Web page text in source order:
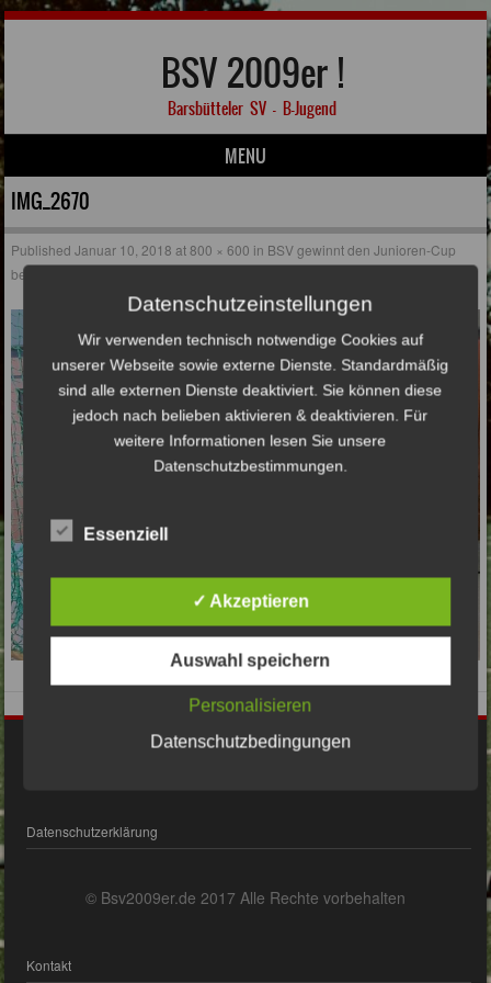
BSV 2009er !
Barsbütteler SV – B-Jugend
MENU
Skip to content
IMG_2670
PublishedJanuar 10, 2018 at800 × 600 in BSV gewinnt den Junioren-Cup
beim VfL Oldesloe
Datenschutzerklärung
© Bsv2009er.de 2017 Alle Rechte vorbehalten
Kontakt
Datenschutzeinstellungen
Wir verwenden technisch notwendige Cookies auf
unserer Webseite sowie externe Dienste. Standardmäßig
sind alle externen Dienste deaktiviert. Sie können diese
jedoch nach belieben aktivieren & deaktivieren. Für
weitere Informationen lesen Sie unsere
Datenschutzbestimmungen.
Essenziell
✓ Akzeptieren
Auswahl speichern
Personalisieren
Datenschutzbedingungen